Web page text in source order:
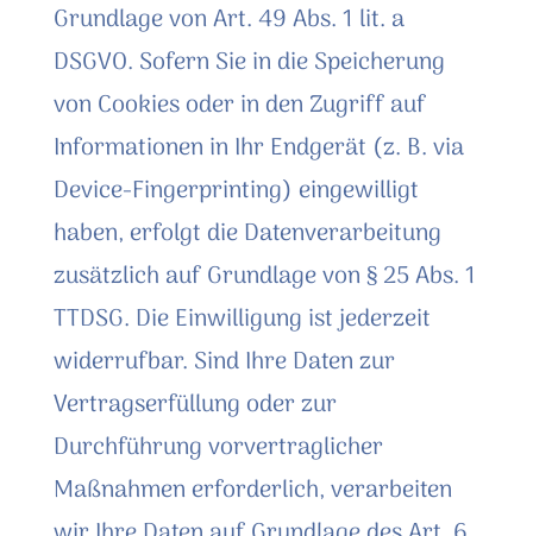
Grundlage von Art. 49 Abs. 1 lit. a
DSGVO. Sofern Sie in die Speicherung
von Cookies oder in den Zugriff auf
Informationen in Ihr Endgerät (z. B. via
Device-Fingerprinting) eingewilligt
haben, erfolgt die Datenverarbeitung
zusätzlich auf Grundlage von § 25 Abs. 1
TTDSG. Die Einwilligung ist jederzeit
widerrufbar. Sind Ihre Daten zur
Vertragserfüllung oder zur
Durchführung vorvertraglicher
Maßnahmen erforderlich, verarbeiten